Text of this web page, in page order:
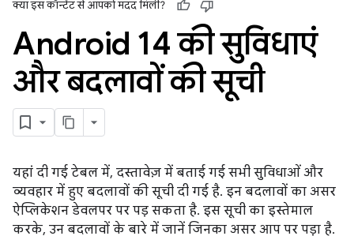
क्या इस कॉन्टेंट से आपको मदद मिली?
Android 14 की सुविधाएं
और बदलावों की सूची
यहां दी गई टेबल में, दस्तावेज़ में बताई गई सभी सुविधाओं और
व्यवहार में हुए बदलावों की सूची दी गई है. इन बदलावों का असर
ऐप्लिकेशन डेवलपर पर पड़ सकता है. इस सूची का इस्तेमाल
करके, उन बदलावों के बारे में जानें जिनका असर आप पर पड़ा है.